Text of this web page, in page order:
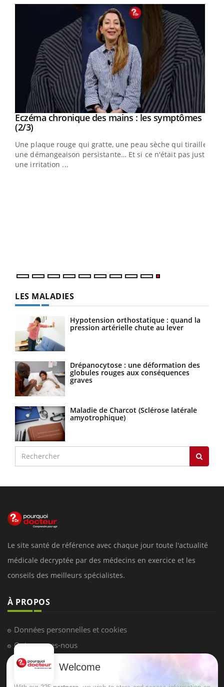
Youtube
Eczéma chronique des mains : les symptômes
(2/3)Youtube
Une plaque rouge qui gratte, une peau sèche qui tiraille,
une démangeaison persistante… Et si ce n'était pas juste
une irritation ...
LES MALADIES
Hypotension orthostatique : quand la
pression artérielle chute au lever
Drépanocytose : une déformation des
globules rouges aux conséquences
graves
Maladie de Charcot (Sclérose latérale
amyotrophique)
Le site santé de référence avec chaque jour toute l'actualité
médicale decryptée par des médecins en exercice et les
conseils des meilleurs spécialistes.
À PROPOS
Données personnelles et cookies
Qui sommes-nous
Conditions d'utilisation
Welcome